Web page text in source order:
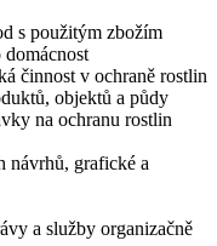
s použitým zbožím
činnost v ochraně rostlin
objektů a půdy
na ochranu rostlin
návrhů, grafické a
a služby organizačně